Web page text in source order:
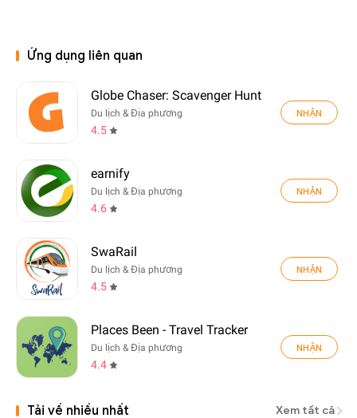
Ứng dụng liên quan
Globe Chaser: Scavenger Hunt
Du lịch & Địa phương
4.5
NHẬN
earnify
Du lịch & Địa phương
4.6
NHẬN
SwaRail
Du lịch & Địa phương
4.5
NHẬN
Places Been - Travel Tracker
Du lịch & Địa phương
4.4
NHẬN
Tải về nhiều nhất Xem tất cả